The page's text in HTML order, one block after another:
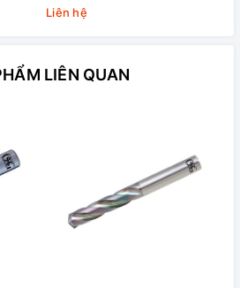
Liên hệ
LIÊN QUAN